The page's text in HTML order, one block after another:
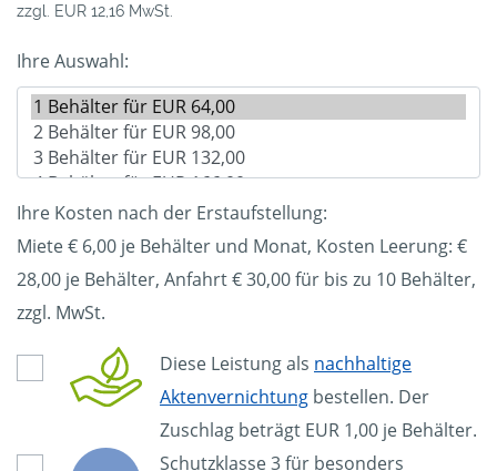
zzgl. EUR 12,16 MwSt.
Ihre Auswahl:
Ihre Kosten nach der Erstaufstellung:
Miete € 6,00 je Behälter und Monat, Kosten Leerung: €
28,00 je Behälter, Anfahrt € 30,00 für bis zu 10 Behälter,
zzgl. MwSt.
Diese Leistung als nachhaltige
Aktenvernichtung bestellen. Der
Zuschlag beträgt EUR 1,00 je Behälter.
Schutzklasse 3 für besonders